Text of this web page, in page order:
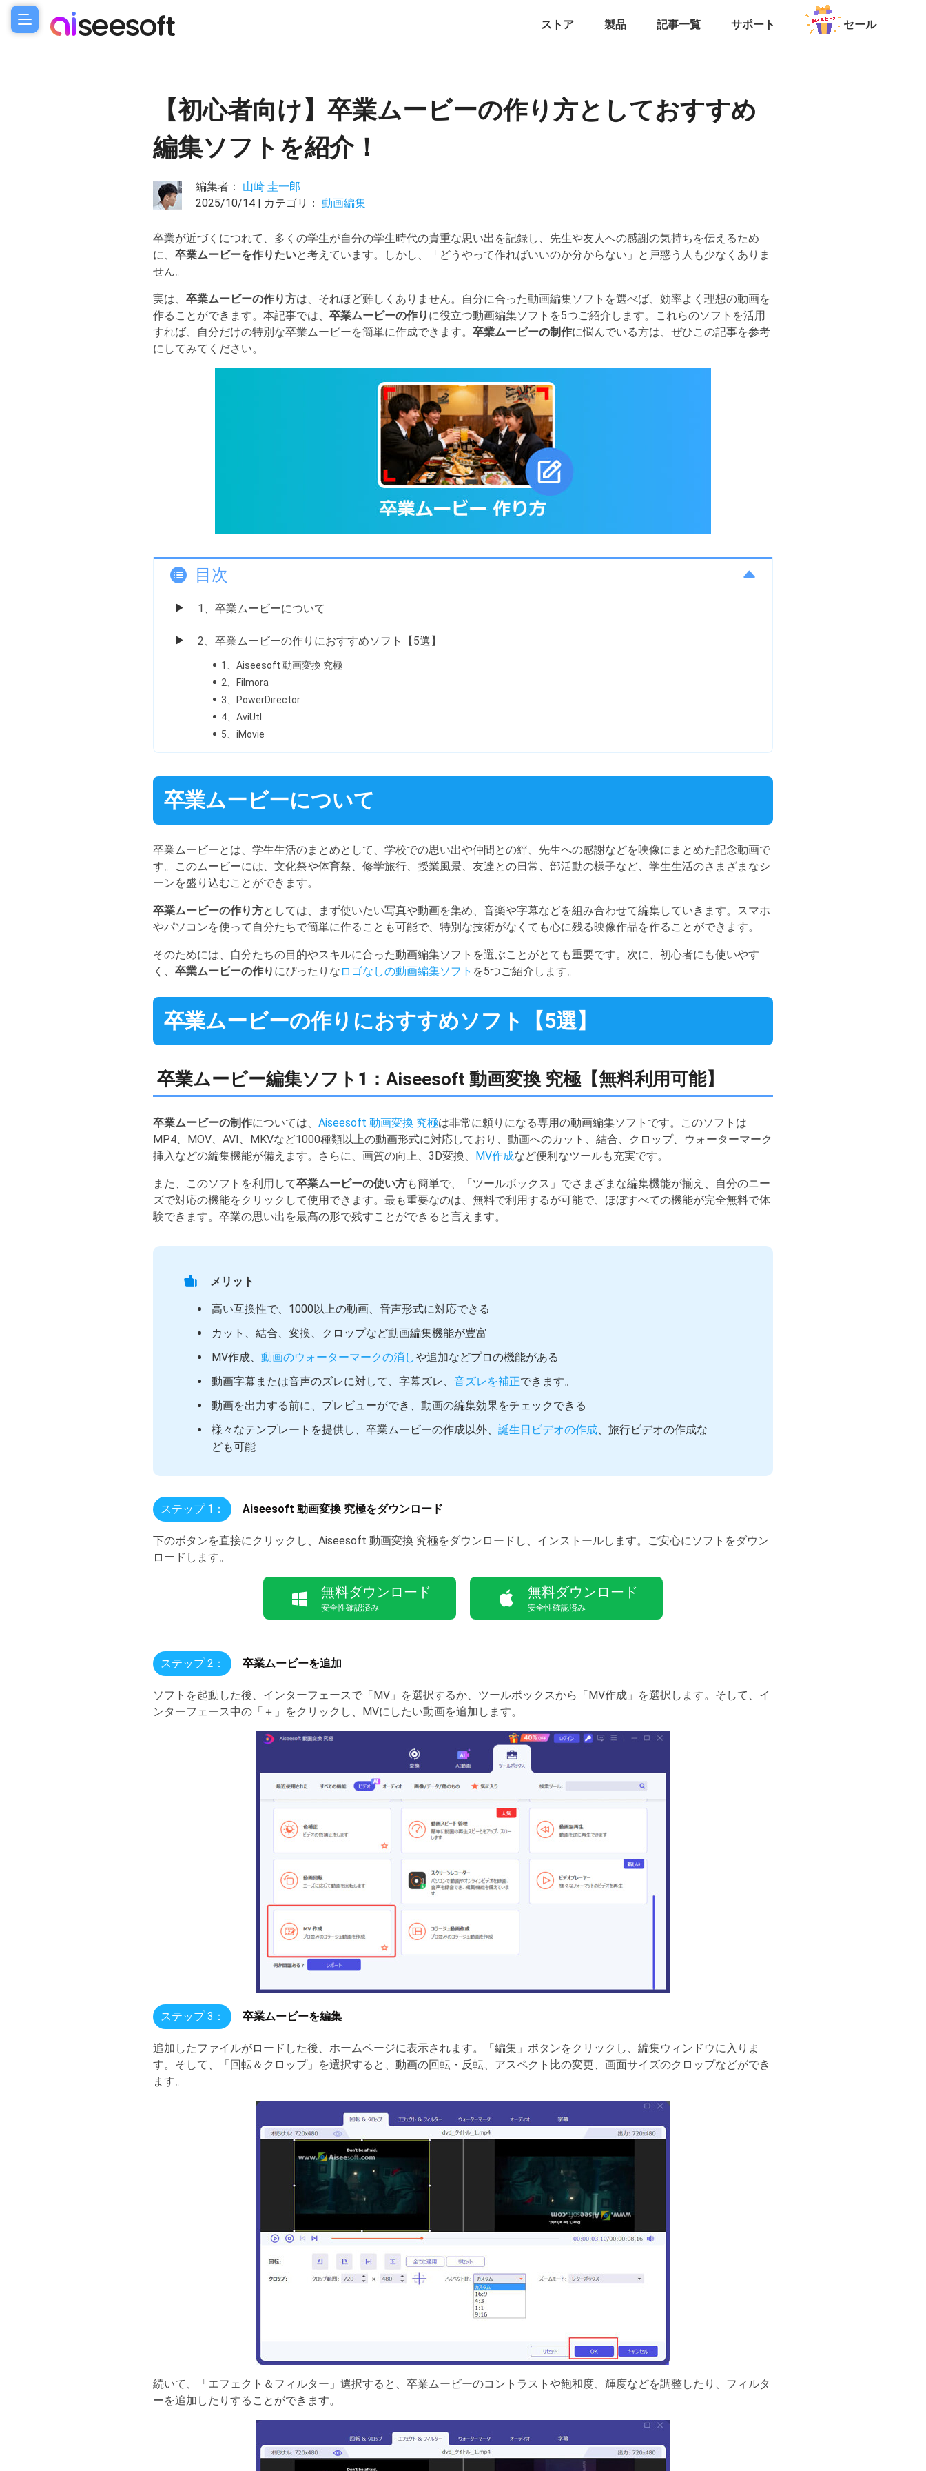
ストア 製品 記事一覧 サポート セール
【初心者向け】卒業ムービーの作り方としておすすめ
編集ソフトを紹介！
編集者： 山崎 圭一郎
2025/10/14 | カテゴリ： 動画編集
卒業が近づくにつれて、多くの学生が自分の学生時代の貴重な思い出を記録し、先生や友人への感謝の気持ちを伝えるため
に、 卒業ムービーを作りたいと考えています。しかし、「どうやって作ればいいのか分からない」と戸惑う人も少なくありま
せん。
実は、 卒業ムービーの作り方は、それほど難しくありません。自分に合った動画編集ソフトを選べば、効率よく理想の動画を
作ることができます。本記事では、 卒業ムービーの作り に役立つ動画編集ソフトを5つご紹介します。これらのソフトを活用
すれば、自分だけの特別な卒業ムービーを簡単に作成できます。 卒業ムービーの制作に悩んでいる方は、ぜひこの記事を参考
にしてみてください。
目次
1、卒業ムービーについて
2、卒業ムービーの作りにおすすめソフト【5選】
1、Aiseesoft 動画変換 究極
2、Filmora
3、PowerDirector
4、AviUtl
5、iMovie
卒業ムービーについて
卒業ムービーとは、学生生活のまとめとして、学校での思い出や仲間との絆、先生への感謝などを映像にまとめた記念動画で
す。このムービーには、文化祭や体育祭、修学旅行、授業風景、友達との日常、部活動の様子など、学生生活のさまざまなシ
ーンを盛り込むことができます。
卒業ムービーの作り方としては、まず使いたい写真や動画を集め、音楽や字幕などを組み合わせて編集していきます。スマホ
やパソコンを使って自分たちで簡単に作ることも可能で、特別な技術がなくても心に残る映像作品を作ることができます。
そのためには、自分たちの目的やスキルに合った動画編集ソフトを選ぶことがとても重要です。次に、初心者にも使いやす
く、 卒業ムービーの作り にぴったりな ロゴなしの動画編集ソフト を5つご紹介します。
卒業ムービーの作りにおすすめソフト【5選】
卒業ムービー編集ソフト1：Aiseesoft 動画変換 究極【無料利用可能】
卒業ムービーの制作については、 Aiseesoft 動画変換 究極は非常に頼りになる専用の動画編集ソフトです。このソフトは
MP4、MOV、AVI、MKVなど1000種類以上の動画形式に対応しており、動画へのカット、結合、クロップ、ウォーターマーク
挿入などの編集機能が備えます。さらに、画質の向上、3D変換、 MV作成など便利なツールも充実です。
また、このソフトを利用して卒業ムービーの使い方も簡単で、「ツールボックス」でさまざまな編集機能が揃え、自分のニー
ズで対応の機能をクリックして使用できます。最も重要なのは、無料で利用するが可能で、ほぼすべての機能が完全無料で体
験できます。卒業の思い出を最高の形で残すことができると言えます。
メリット
高い互換性で、1000以上の動画、音声形式に対応できる
カット、結合、変換、クロップなど動画編集機能が豊富
MV作成、 動画のウォーターマークの消しや追加などプロの機能がある
動画字幕または音声のズレに対して、字幕ズレ、 音ズレを補正できます。
動画を出力する前に、プレビューができ、動画の編集効果をチェックできる
様々なテンプレートを提供し、卒業ムービーの作成以外、 誕生日ビデオの作成 、旅行ビデオの作成な
ども可能
ステップ 1： Aiseesoft 動画変換 究極をダウンロード
下のボタンを直接にクリックし、Aiseesoft 動画変換 究極をダウンロードし、インストールします。ご安心にソフトをダウン
ロードします。
無料ダウンロード
安全性確認済み
無料ダウンロード
安全性確認済み
ステップ 2： 卒業ムービーを追加
ソフトを起動した後、インターフェースで「MV」を選択するか、ツールボックスから「MV作成」を選択します。そして、イ
ンターフェース中の「＋」をクリックし、MVにしたい動画を追加します。
ステップ 3： 卒業ムービーを編集
追加したファイルがロードした後、ホームページに表示されます。「編集」ボタンをクリックし、編集ウィンドウに入りま
す。そして、「回転＆クロップ」を選択すると、動画の回転・反転、アスペクト比の変更、画面サイズのクロップなどができ
ます。
続いて、「エフェクト＆フィルター」選択すると、卒業ムービーのコントラストや飽和度、輝度などを調整したり、フィルタ
ーを追加したりすることができます。